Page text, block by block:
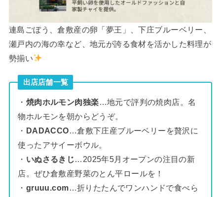
連島ごぼう、倉敷産の卵「夢王」、下庄ブルーベリー、
瀬戸内の海の幸など、地元が誇る食材を活かした料理が
勢揃い
出店店舗一覧
・ 焼肉ホルモン肉独楽…地元で評判の焼肉店。名
物ホルモンを朝からどうぞ。
・ DADACCO…倉敷下庄産ブルーベリーを贅沢に
使ったアサイーボウル。
・ いぬさるきじ…2025年5月オープンの注目の新
店。ぜひ倉敷産野菜のとん平ロールを！
・ gruuu.com…折りたたんでワンハンドで食べら